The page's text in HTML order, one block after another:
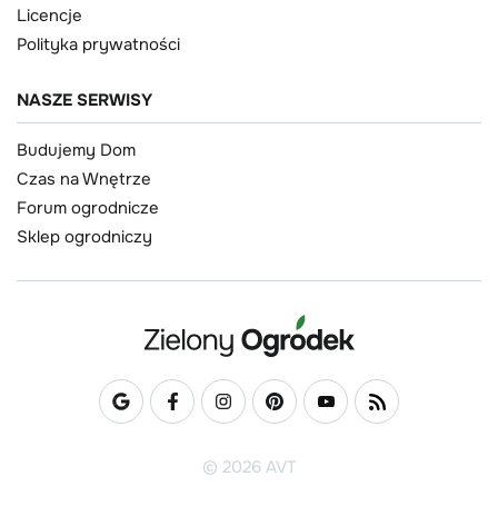
Licencje
Polityka prywatności
NASZE SERWISY
Budujemy Dom
Czas na Wnętrze
Forum ogrodnicze
Sklep ogrodniczy
© 2026 AVT